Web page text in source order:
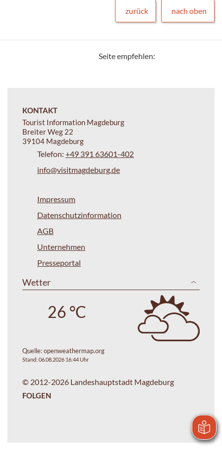
zurück nach oben
Seite empfehlen:
KONTAKT
Tourist Information Magdeburg
Breiter Weg 22
39104 Magdeburg
Telefon: +49 391 63601-402
info@visitmagdeburg.de
Impressum
Datenschutzinformation
AGB
Unternehmen
Presseportal
Wetter
26 °C
Quelle:openweathermap.org
Stand: 06.08.2026 16:44 Uhr
© 2012-2026 Landeshauptstadt Magdeburg
FOLGEN